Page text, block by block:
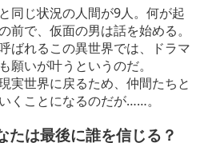
同じ状況の人間が9人。何が起
前で、仮面の男は話を始める。
ばれるこの異世界では、ドラマ
願いが叶うというのだ。
実世界に戻るため、仲間たちと
くことになるのだが……。
たは最後に誰を信じる？